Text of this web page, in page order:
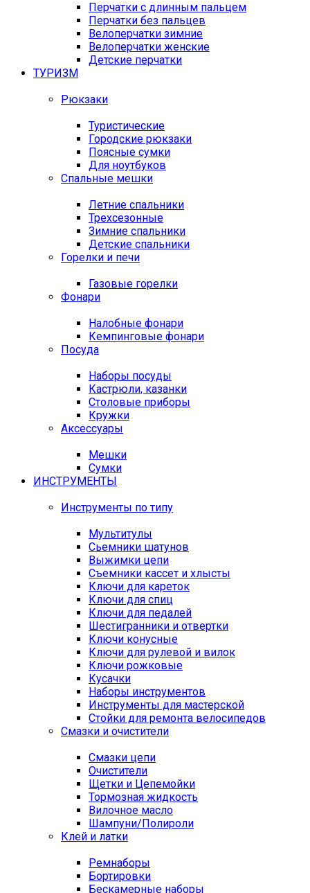
Перчатки с длинным пальцем
Перчатки без пальцев
Велоперчатки зимние
Велоперчатки женские
Детские перчатки
ТУРИЗМ
Рюкзаки
Туристические
Городские рюкзаки
Поясные сумки
Для ноутбуков
Спальные мешки
Летние спальники
Трехсезонные
Зимние спальники
Детские спальники
Горелки и печи
Газовые горелки
Фонари
Налобные фонари
Кемпинговые фонари
Посуда
Наборы посуды
Кастрюли, казанки
Столовые приборы
Кружки
Аксессуары
Мешки
Сумки
ИНСТРУМЕНТЫ
Инструменты по типу
Мультитулы
Сьемники шатунов
Выжимки цепи
Съемники кассет и хлысты
Ключи для кареток
Ключи для спиц
Ключи для педалей
Шестигранники и отвертки
Ключи конусные
Ключи для рулевой и вилок
Ключи рожковые
Кусачки
Наборы инструментов
Инструменты для мастерской
Стойки для ремонта велосипедов
Смазки и очистители
Смазки цепи
Очистители
Щетки и Цепемойки
Тормозная жидкость
Вилочное масло
Шампуни/Полироли
Клей и латки
Ремнаборы
Бортировки
Бескамерные наборы